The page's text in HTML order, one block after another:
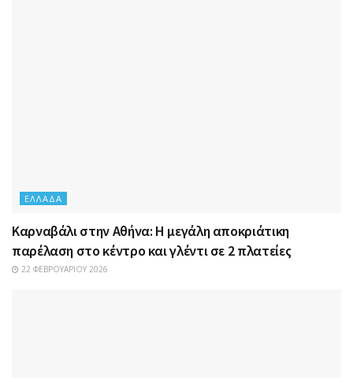
ΕΛΛΆΔΑ
Καρναβάλι στην Αθήνα: Η μεγάλη αποκριάτικη
παρέλαση στο κέντρο και γλέντι σε 2 πλατείες
22 ΦΕΒΡΟΥΑΡΊΟΥ 2026